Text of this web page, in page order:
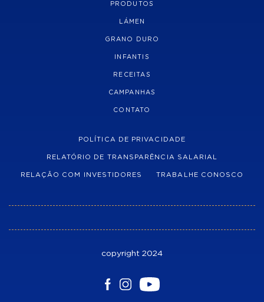
PRODUTOS
LÁMEN
GRANO DURO
INFANTIS
RECEITAS
CAMPANHAS
CONTATO
POLÍTICA DE PRIVACIDADE
RELATÓRIO DE TRANSPARÊNCIA SALARIAL
RELAÇÃO COM INVESTIDORES TRABALHE CONOSCO
copyright 2024